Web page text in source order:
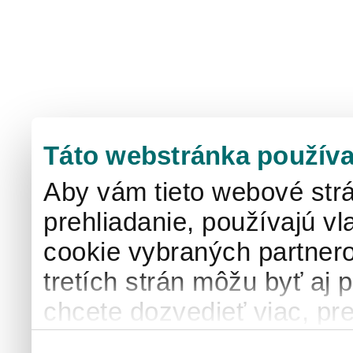
Táto webstránka
Aby vám tieto webové
prehliadanie, používajú
cookie vybraných
tretích strán môžu byť aj
chcete dozvedieť viac,